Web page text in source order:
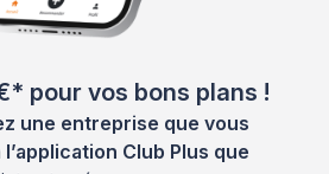
pour vos bons plans !
une entreprise que vous
Club Plus que